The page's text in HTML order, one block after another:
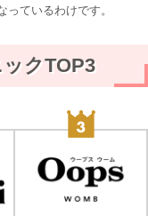
ているわけです。
クTOP3